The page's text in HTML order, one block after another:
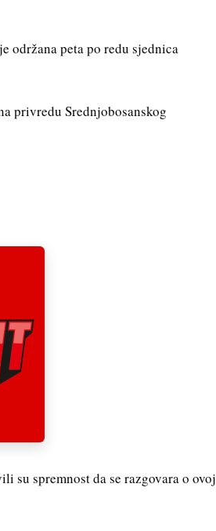
održana peta po redu sjednica
privredu Srednjobosanskog
su spremnost da se razgovara o ovoj